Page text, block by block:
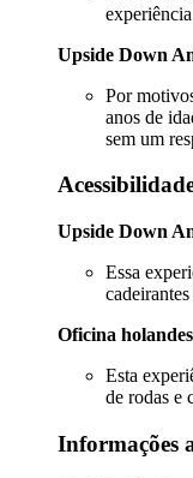
Upside Down
Por
anos de
sem um
Upside Down
Essa
Oficina
Esta
de rodas e
Informações